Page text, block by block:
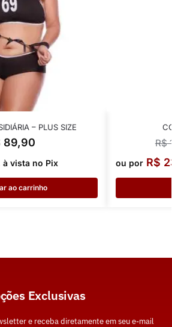
– PLUS SIZE
89,90
à vista no Pix
ao carrinho
R$
ou por R$
Exclusivas
e receba diretamente em seu e-mail